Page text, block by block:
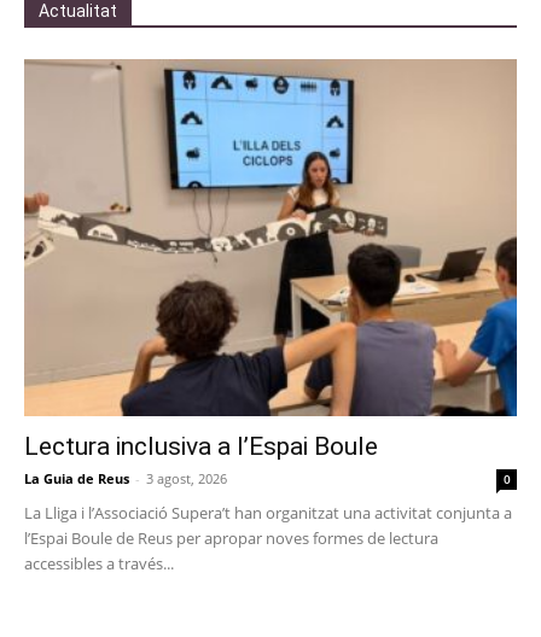
Actualitat
Lectura inclusiva a l’Espai Boule
La Guia de Reus - 3 agost, 2026 0
La Lliga i l’Associació Supera’t han organitzat una activitat conjunta a
l’Espai Boule de Reus per apropar noves formes de lectura
accessibles a través...